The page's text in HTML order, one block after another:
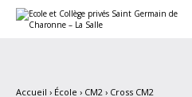
contenu.
personnels
Accueil › École › CM2 › Cross CM2